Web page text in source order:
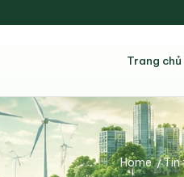
Trang chủ
Home /Tin